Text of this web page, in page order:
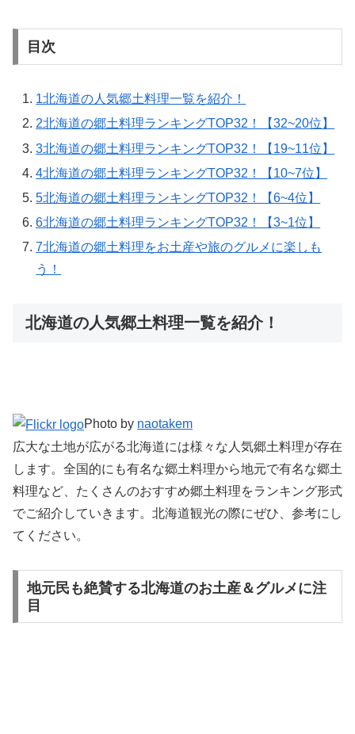
目次
1北海道の人気郷土料理一覧を紹介！
2北海道の郷土料理ランキングTOP32！【32~20位】
3北海道の郷土料理ランキングTOP32！【19~11位】
4北海道の郷土料理ランキングTOP32！【10~7位】
5北海道の郷土料理ランキングTOP32！【6~4位】
6北海道の郷土料理ランキングTOP32！【3~1位】
7北海道の郷土料理をお土産や旅のグルメに楽しも
う！
北海道の人気郷土料理一覧を紹介！
Photo by naotakem
広大な土地が広がる北海道には様々な人気郷土料理が存在
します。全国的にも有名な郷土料理から地元で有名な郷土
料理など、たくさんのおすすめ郷土料理をランキング形式
でご紹介していきます。北海道観光の際にぜひ、参考にし
てください。
地元民も絶賛する北海道のお土産＆グルメに注
目